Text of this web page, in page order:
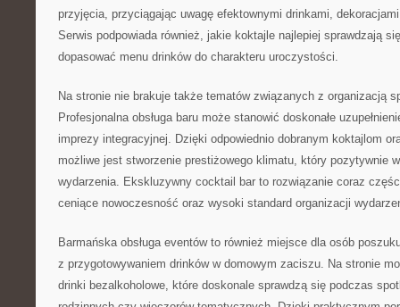
przyjęcia, przyciągając uwagę efektownymi drinkami,
Serwis podpowiada również, jakie koktajle najlepiej sprawdzają
dopasować menu drinków do charakteru uroczystości.
Na stronie nie brakuje także tematów związanych z organizacją
Profesjonalna obsługa baru może stanowić doskonałe
imprezy integracyjnej. Dzięki odpowiednio dobranym koktajlom
możliwe jest stworzenie prestiżowego klimatu, który pozytywnie
wydarzenia. Ekskluzywny cocktail bar to rozwiązanie coraz
ceniące nowoczesność oraz wysoki standard organizacji
Barmańska obsługa eventów to również miejsce dla osób
z przygotowywaniem drinków w domowym zaciszu. Na stronie
drinki bezalkoholowe, które doskonale sprawdzą się podczas